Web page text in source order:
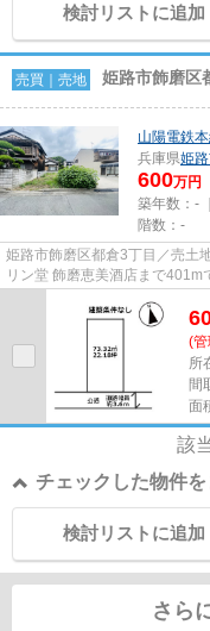
検討リストに追加
売買｜売地 姫路市飾磨区
山陽電鉄
兵庫県姫
600万円
築年数：-
階数：-
姫路市飾磨区都倉3丁目／売土
リン堂 飾磨恵美酒店まで
(
所
間
面
該
チェックした物件
検討リストに追加
さら